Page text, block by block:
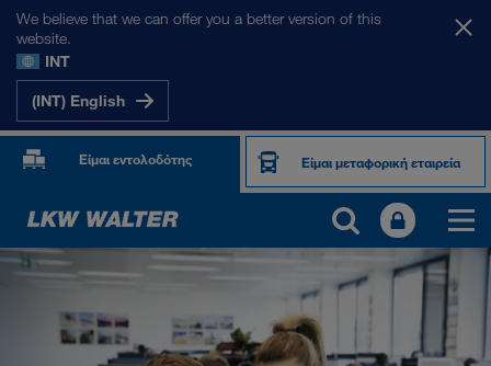
We believe that we can offer you a better version of this
website.
INT
(INT) English
Είμαι εντολοδότης Είμαι μεταφορική εταιρεία
ΣΧΕΤΙΚΆ ΜΕ ΕΜΆΣ
Πληροφορίες της εταιρείας